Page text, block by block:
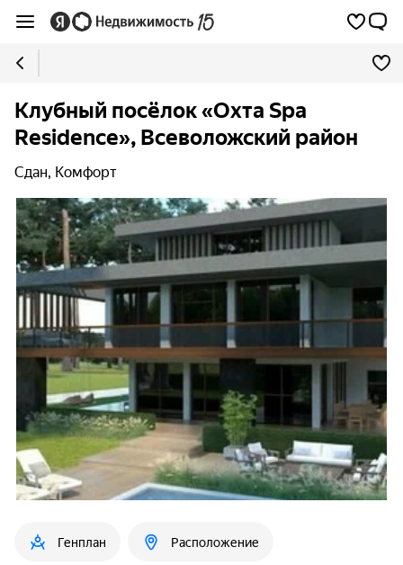
Клубный посёлок «Охта Spa
Residence», Всеволожский район
Сдан, Комфорт
Генплан Расположение